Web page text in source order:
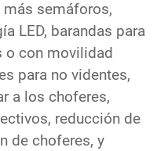
semáforos,
LED, barandas para
o con movilidad
para no videntes,
a los choferes,
reducción de
de choferes, y